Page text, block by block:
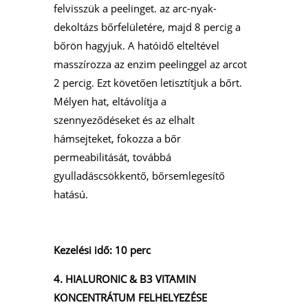
felvisszük a peelinget. az arc-nyak-
dekoltázs bőrfelületére, majd 8 percig a
bőrön hagyjuk. A hatóidő elteltével
masszírozza az enzim peelinggel az arcot
2 percig. Ezt követően letisztítjuk a bőrt.
Mélyen hat, eltávolítja a
szennyeződéseket és az elhalt
hámsejteket, fokozza a bőr
permeabilitását, továbbá
gyulladáscsökkentő, bőrsemlegesítő
hatású.
Kezelési idő: 10 perc
4. HIALURONIC & B3 VITAMIN
KONCENTRÁTUM FELHELYEZÉSE